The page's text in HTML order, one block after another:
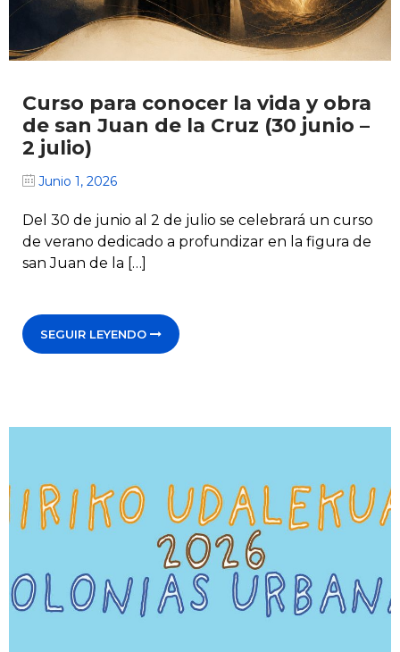
Curso para conocer la vida y obra
de san Juan de la Cruz (30 junio –
2 julio)
Junio 1, 2026
Del 30 de junio al 2 de julio se celebrará un curso
de verano dedicado a profundizar en la figura de
san Juan de la […]
SEGUIR LEYENDO